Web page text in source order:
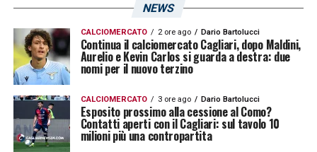
LA PLAYLIST DELLE NOSTRE TOP NEWS
NEWS
CALCIOMERCATO 2 ore ago Dario Bartolucci
Continua il calciomercato Cagliari, dopo Maldini,
Aurelio e Kevin Carlos si guarda a destra: due
nomi per il nuovo terzino
CALCIOMERCATO 3 ore ago Dario Bartolucci
Esposito prossimo alla cessione al Como?
Contatti aperti con il Cagliari: sul tavolo 10
milioni più una contropartita